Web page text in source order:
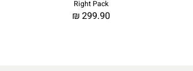
Right Pack
₪299.90